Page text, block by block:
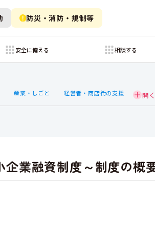
防災・消防・規制等
安全に備える 相談する
産業・しごと 経営者・商店街の支援
企業融資制度～制度の概